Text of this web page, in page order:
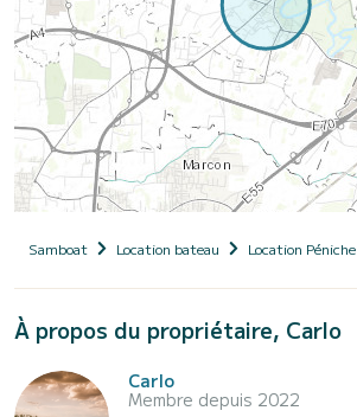
Samboat Location bateau Location Péniche
À propos du propriétaire, Carlo
Carlo
Membre depuis 2022